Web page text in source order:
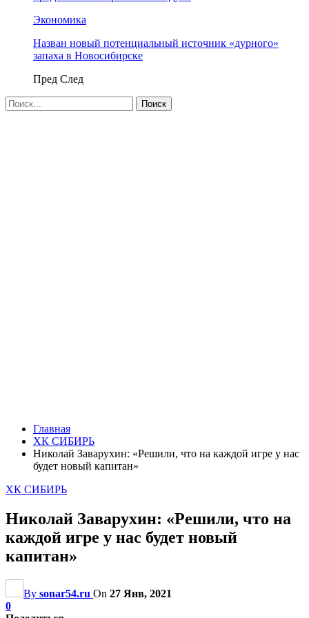
Экономика
Назван новый потенциальный источник «дурного»
запаха в Новосибирске
Пред След
Главная
ХК СИБИРЬ
Николай Заварухин: «Решили, что на каждой игре у нас
будет новый капитан»
ХК СИБИРЬ
Николай Заварухин: «Решили, что на
каждой игре у нас будет новый
капитан»
By sonar54.ru On 27 Янв, 2021
0